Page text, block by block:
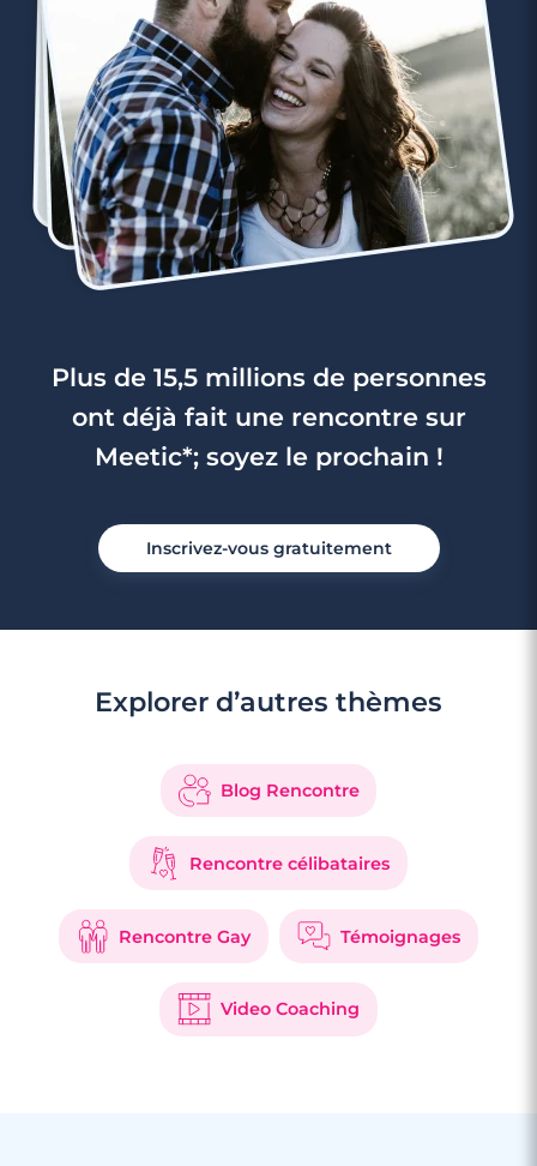
3 minutes
Rencontre à Lescar
3 minutes
Rencontre à Lons
Plus de 15,5 millions de personnes
ont déjà fait une rencontre sur
Meetic*; soyez le prochain !
Inscrivez-vous gratuitement
Explorer d’autres thèmes
Blog Rencontre
Rencontre célibataires
Rencontre Gay Témoignages
Video Coaching